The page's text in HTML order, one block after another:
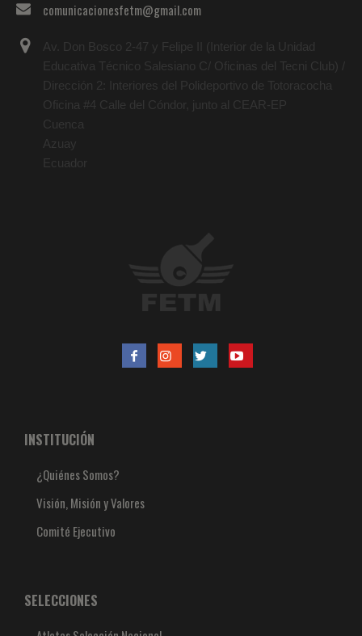
comunicacionesfetm@gmail.com
Av. Don Bosco 2-47 y Felipe II (Interior de la Unidad
Educativa Técnico Salesiano C/ Oficinas del Tecni Club) /
Dirección 2: Interiores del Polideportivo de Totoracocha
Oficina #4 Calle del Cóndor, junto al CEAR-EP
Cuenca
Azuay
Ecuador
INSTITUCIÓN
¿Quiénes Somos?
Visión, Misión y Valores
Comité Ejecutivo
SELECCIONES